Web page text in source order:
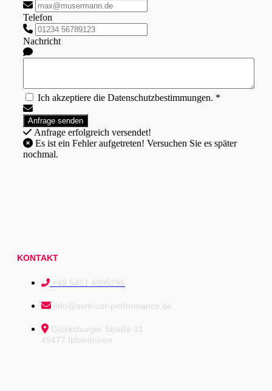
Telefon
Nachricht
Ich akzeptiere die Datenschutzbestimmungen. *
Anfrage erfolgreich versendet!
nochmal.
KONTAKT
+49 5451 4995296
info@avm-car-performance.de
Glücksburger Straße 31
49477 Ibbenbüren